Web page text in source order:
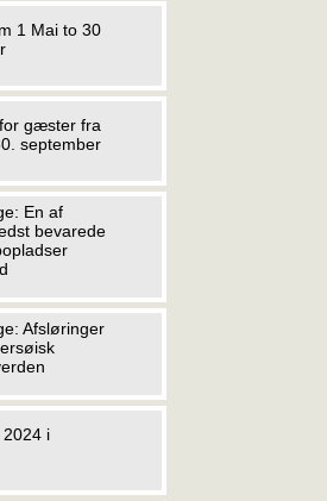
1 Mai to 30
gæster fra
september
En af
bevarede
Afsløringer
2024 i